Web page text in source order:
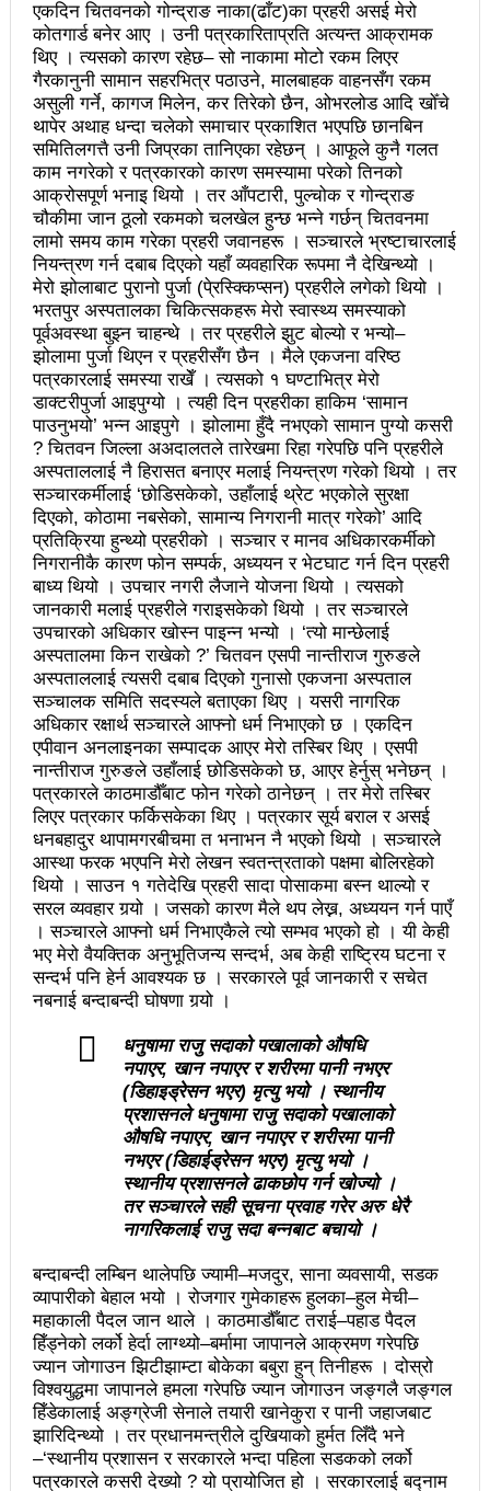
महिनावारी स्वच्छताका लागि ३९२ साइकल यात्रीको
सचेतनामूलक र्‍याली
नवलपरासी काठमाडौँ सम्पर्क समन्वय समितिको अध्यक्षमा
विश्वकर्मा
राजावादीको आन्दोलनः आगलागीमा पत्रकारको मृत्यु
कर्फ्यु लागे पनि तीनकुने क्षेत्र अझै अशान्तः सडकमा सेना
परिचालन
राजावादीको प्रदर्शन थप उग्रः केही स्थानमा कर्फ्यु आदेश
काठमाडौँमा माओवादीको नेतृत्वमा विशाल जनप्रदर्शन
राजावादी र प्रहरीबिच झडपः तीनकुने-वानेश्वर क्षेत्र तनावग्रस्त
लव प्याकुरेलद्वारा निर्देशित वृत्तचित्र ‘गर्ल्स रिराइटिङ डेस्टीनी’
लाई अडियन्स च्वाइस अवार्ड
प्रेस सेन्टरको महाधिवेसनमा पुरस्कृत हुँदै यी पत्रकार
भरतपुरका १ सय २९ सुकुम्बासी घरधुरीलाई लालपूर्जा वितरण
हानलाई मजदुर संगठनहरुको ध्यानाकर्षण पत्र, देशैभर
अभियानात्मक कार्यक्रम
‘महिला अधिकारका निम्ति सदनबाट कानून बनाउन ढिला भयो’
सहिद स्मृति दिवसमा माओवादी बेलकोटगढी नगरद्वारा वैचारिक,
राजनीतिक कार्यशाला
त्रिदेशीय विद्युत ब्यापार सम्झौता नेपालका लागि कोशेढुंगाः
प्रचण्ड
कविता- म हैन भने
आवश्यकता मिडिया साक्षरताको
३ महिनामा प्रेस स्वतन्त्रता हननका १३ घटना
काउन्सिलद्वारा ४ वटा सञ्चार माध्यमको कालोसूची फुकुवा, ३
इन्द्रेश्वर युवा समाजद्वारा बेलकोटगढीका ५ विद्यालयमा छात्रवृत्ति
भरतपुरको मुख्य सडकमा भएको भूमिगत विद्युतिकरणको ब्रेकथ्रु
सकियो चितवन महोत्सव : ५ लाख सहभागि, ३० करोडको
बाघले झम्टिँदा मोटरसाइकलमा सवार दुई जना घाइते
टोखामा कर्जा सदुपयोगिता सम्बन्धी अन्तरक्रिया
एकाबिहानै चीनमा भुकम्पः नेपालमा कडा धक्का महसुस
बिद्यार्थीलाई चलचित्र सिकाउँदै बागमती प्रदेश सरकार
भोलि चितवनमा माओवादीको विशाल सभा: प्रचण्डले सम्बोधन
एकदिन चितवनको गोन्द्राङ नाका(ढाँट)का प्रहरी असई मेरो
कोतगार्ड बनेर आए । उनी पत्रकारिताप्रति अत्यन्त आक्रामक
थिए । त्यसको कारण रहेछ– सो नाकामा मोटो रकम लिएर
गैरकानुनी सामान सहरभित्र पठाउने, मालबाहक वाहनसँग रकम
असुली गर्ने, कागज मिलेन, कर तिरेको छैन, ओभरलोड आदि खोँचे
थापेर अथाह धन्दा चलेको समाचार प्रकाशित भएपछि छानबिन
समितिलगत्तै उनी जिप्रका तानिएका रहेछन् । आफूले कुनै गलत
काम नगरेको र पत्रकारको कारण समस्यामा परेको तिनको
आक्रोसपूर्ण भनाइ थियो । तर आँपटारी, पुल्चोक र गोन्द्राङ
चौकीमा जान ठूलो रकमको चलखेल हुन्छ भन्ने गर्छन् चितवनमा
लामो समय काम गरेका प्रहरी जवानहरू । सञ्चारले भ्रष्टाचारलाई
नियन्त्रण गर्न दबाब दिएको यहाँ व्यवहारिक रूपमा नै देखिन्थ्यो ।
मेरो झोलाबाट पुरानो पुर्जा (पे्रस्क्किप्सन) प्रहरीले लगेको थियो ।
भरतपुर अस्पतालका चिकित्सकहरू मेरो स्वास्थ्य समस्याको
पूर्वअवस्था बुझ्न चाहन्थे । तर प्रहरीले झुट बोल्यो र भन्यो–
झोलामा पुर्जा थिएन र प्रहरीसँग छैन । मैले एकजना वरिष्ठ
पत्रकारलाई समस्या राखेँ । त्यसको १ घण्टाभित्र मेरो
डाक्टरीपुर्जा आइपुग्यो । त्यही दिन प्रहरीका हाकिम ‘सामान
पाउनुभयो’ भन्न आइपुगे । झोलामा हुँदै नभएको सामान पुग्यो कसरी
? चितवन जिल्ला अअदालतले तारेखमा रिहा गरेपछि पनि प्रहरीले
अस्पताललाई नै हिरासत बनाएर मलाई नियन्त्रण गरेको थियो । तर
सञ्चारकर्मीलाई ‘छोडिसकेको, उहाँलाई थ्रेट भएकोले सुरक्षा
दिएको, कोठामा नबसेको, सामान्य निगरानी मात्र गरेको’ आदि
प्रतिक्रिया हुन्थ्यो प्रहरीको । सञ्चार र मानव अधिकारकर्मीको
निगरानीकै कारण फोन सम्पर्क, अध्ययन र भेटघाट गर्न दिन प्रहरी
बाध्य थियो । उपचार नगरी लैजाने योजना थियो । त्यसको
जानकारी मलाई प्रहरीले गराइसकेको थियो । तर सञ्चारले
उपचारको अधिकार खोस्न पाइन्न भन्यो । ‘त्यो मान्छेलाई
अस्पतालमा किन राखेको ?’ चितवन एसपी नान्तीराज गुरुङले
अस्पताललाई त्यसरी दबाब दिएको गुनासो एकजना अस्पताल
सञ्चालक समिति सदस्यले बताएका थिए । यसरी नागरिक
अधिकार रक्षार्थ सञ्चारले आफ्नो धर्म निभाएको छ । एकदिन
एपीवान अनलाइनका सम्पादक आएर मेरो तस्बिर थिए । एसपी
नान्तीराज गुरुङले उहाँलाई छोडिसकेको छ, आएर हेर्नुस् भनेछन् ।
पत्रकारले काठमाडौँबाट फोन गरेको ठानेछन् । तर मेरो तस्बिर
लिएर पत्रकार फर्किसकेका थिए । पत्रकार सूर्य बराल र असई
धनबहादुर थापामगरबीचमा त भनाभन नै भएको थियो । सञ्चारले
आस्था फरक भएपनि मेरो लेखन स्वतन्त्रताको पक्षमा बोलिरहेको
थियो । साउन १ गतेदेखि प्रहरी सादा पोसाकमा बस्न थाल्यो र
सरल व्यवहार गर्‍यो । जसको कारण मैले थप लेख्न, अध्ययन गर्न पाएँ
। सञ्चारले आफ्नो धर्म निभाएकैले त्यो सम्भव भएको हो । यी केही
भए मेरो वैयक्तिक अनुभूतिजन्य सन्दर्भ, अब केही राष्ट्रिय घटना र
सन्दर्भ पनि हेर्न आवश्यक छ । सरकारले पूर्व जानकारी र सचेत
नबनाई बन्दाबन्दी घोषणा गर्‍यो ।
धनुषामा राजु सदाको पखालाको औषधि
नपाएर, खान नपाएर र शरीरमा पानी नभएर
(डिहाइड्रेसन भएर) मृत्यु भयो । स्थानीय
प्रशासनले धनुषामा राजु सदाको पखालाको
औषधि नपाएर, खान नपाएर र शरीरमा पानी
नभएर (डिहाईड्रेसन भएर) मृत्यु भयो ।
स्थानीय प्रशासनले ढाकछोप गर्न खोज्यो ।
तर सञ्चारले सही सूचना प्रवाह गरेर अरु धेरै
नागरिकलाई राजु सदा बन्नबाट बचायो ।
बन्दाबन्दी लम्बिन थालेपछि ज्यामी–मजदुर, साना व्यवसायी, सडक
व्यापारीको बेहाल भयो । रोजगार गुमेकाहरू हुलका–हुल मेची–
महाकाली पैदल जान थाले । काठमाडौँबाट तराई–पहाड पैदल
हिँड्नेको लर्को हेर्दा लाग्थ्यो–बर्मामा जापानले आक्रमण गरेपछि
ज्यान जोगाउन झिटीझाम्टा बोकेका बबुरा हुन् तिनीहरू । दोस्रो
विश्वयुद्धमा जापानले हमला गरेपछि ज्यान जोगाउन जङ्गलै जङ्गल
हिँडेकालाई अङ्ग्रेजी सेनाले तयारी खानेकुरा र पानी जहाजबाट
झारिदिन्थ्यो । तर प्रधानमन्त्रीले दुखियाको हुर्मत लिँदै भने
–‘स्थानीय प्रशासन र सरकारले भन्दा पहिला सडकको लर्को
पत्रकारले कसरी देख्यो ? यो प्रायोजित हो । सरकारलाई बद्नाम